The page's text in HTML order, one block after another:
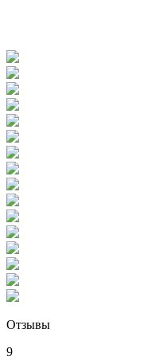
Отзывы
9